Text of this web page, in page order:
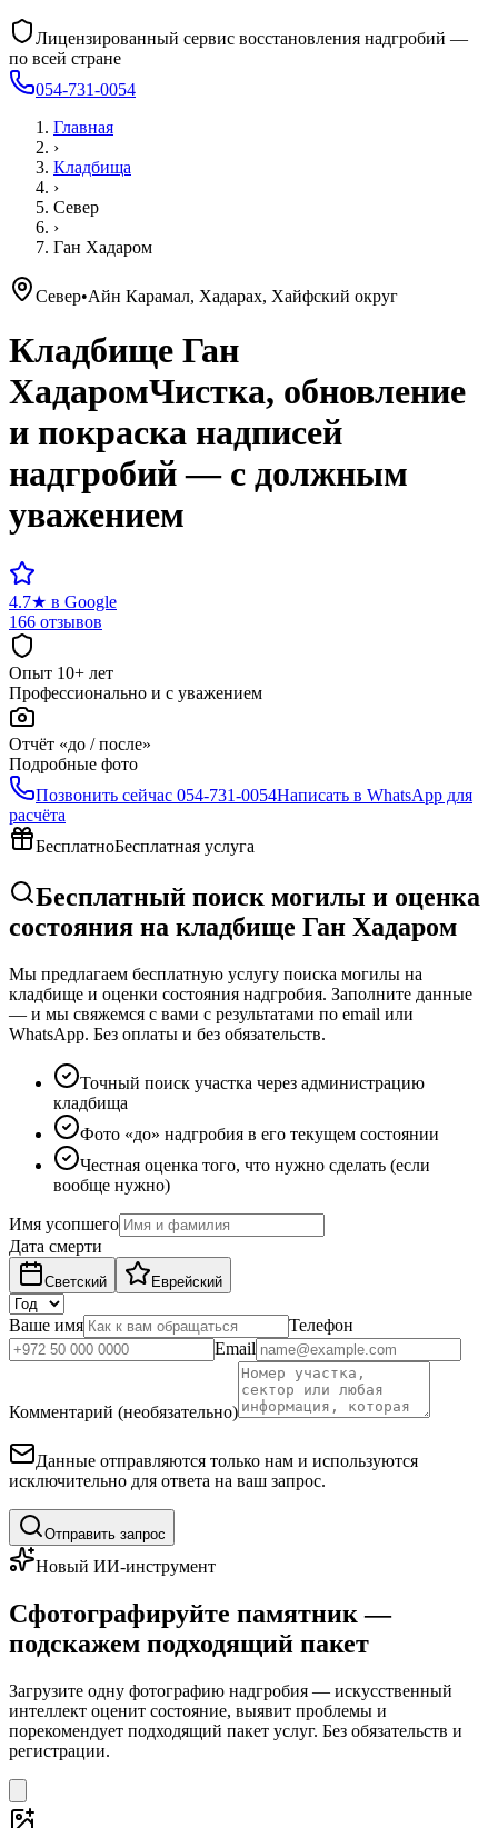
Лицензированный сервис восстановления надгробий —
по всей стране
054-731-0054
Главная
›
Кладбища
›
Север
›
Ган Хадаром
Север•Айн Карамал, Хадарах, Хайфский округ
Кладбище Ган
ХадаромЧистка, обновление
и покраска надписей
надгробий — с должным
уважением
4.7★ в Google
166 отзывов
Опыт 10+ лет
Профессионально и с уважением
Отчёт «до / после»
Подробные фото
Позвонить сейчас 054-731-0054Написать в WhatsApp для
расчёта
БесплатноБесплатная услуга
Бесплатный поиск могилы и оценка
состояния на кладбище Ган Хадаром
Мы предлагаем бесплатную услугу поиска могилы на
кладбище и оценки состояния надгробия. Заполните данные
— и мы свяжемся с вами с результатами по email или
WhatsApp. Без оплаты и без обязательств.
Точный поиск участка через администрацию
кладбища
Фото «до» надгробия в его текущем состоянии
Честная оценка того, что нужно сделать (если
вообще нужно)
Имя усопшего
Дата смерти
Светский Еврейский
Ваше имя
Телефон
Email
Комментарий (необязательно)
Данные отправляются только нам и используются
исключительно для ответа на ваш запрос.
Отправить запрос
Новый ИИ-инструмент
Сфотографируйте памятник —
подскажем подходящий пакет
Загрузите одну фотографию надгробия — искусственный
интеллект оценит состояние, выявит проблемы и
порекомендует подходящий пакет услуг. Без обязательств и
регистрации.